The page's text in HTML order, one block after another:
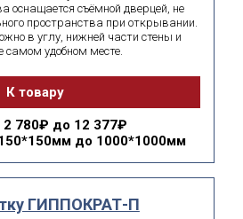
оснащается съёмной дверцей, не
пространства при открывании.
в углу, нижней части стены и
самом удобном месте.
К товару
780₽ до 12 377₽
до 1000*1000мм
ГИППОКРАТ-П